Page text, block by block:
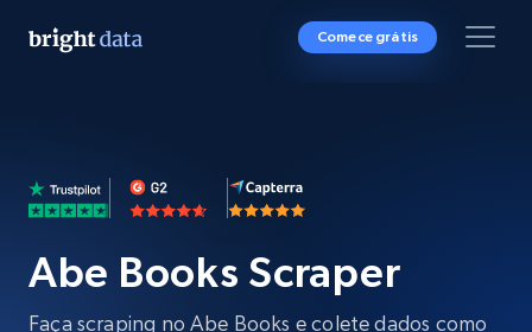
Comece grátis
Abe Books Scraper
Faça scraping no Abe Books e colete dados como